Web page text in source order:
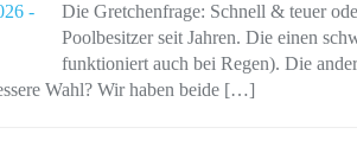
Die Gretchenfrage: Schnell & teuer
Poolbesitzer seit Jahren. Die einen
funktioniert auch bei Regen). Die
Wahl? Wir haben beide […]